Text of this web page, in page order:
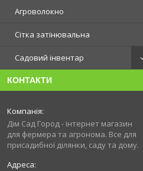
Агроволокно
Сітка затінювальна
Садовий інвентар
КОНТАКТИ
Дім Сад Город - інтернет магазин
для фермера та агронома. Все для
присадибної ділянки, саду та дому.